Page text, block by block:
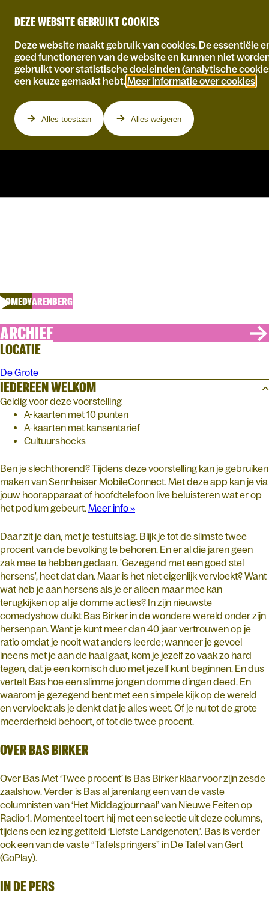
DEZE WEBSITE GEBRUIKT COOKIES
Deze website maakt gebruik van cookies. De essentiële
goed functioneren van de website en kunnen niet
gebruikt voor statistische doeleinden (analytische
een keuze gemaakt hebt. Meer informatie over cookies
Alles toestaan Alles weigeren
COMEDYARENBERG
ARCHIEF
LOCATIE
De Grote
IEDEREEN WELKOM
Geldig voor deze voorstelling
A-kaarten met 10 punten
A-kaarten met kansentarief
Cultuurshocks
Ben je slechthorend? Tijdens deze voorstelling kan je gebruiken
maken van Sennheiser MobileConnect. Met deze app kan je via
jouw hoorapparaat of hoofdtelefoon live beluisteren wat er op
het podium gebeurt. Meer info »
Daar zit je dan, met je testuitslag. Blijk je tot de slimste twee
procent van de bevolking te behoren. En er al die jaren geen
zak mee te hebben gedaan. 'Gezegend met een goed stel
hersens', heet dat dan. Maar is het niet eigenlijk vervloekt? Want
wat heb je aan hersens als je er alleen maar mee kan
terugkijken op al je domme acties? In zijn nieuwste
comedyshow duikt Bas Birker in de wondere wereld onder zijn
hersenpan. Want je kunt meer dan 40 jaar vertrouwen op je
ratio omdat je nooit wat anders leerde; wanneer je gevoel
ineens met je aan de haal gaat, kom je jezelf zo vaak zo hard
tegen, dat je een komisch duo met jezelf kunt beginnen. En dus
vertelt Bas hoe een slimme jongen domme dingen deed. En
waarom je gezegend bent met een simpele kijk op de wereld
en vervloekt als je denkt dat je alles weet. Of je nu tot de grote
meerderheid behoort, of tot die twee procent.
OVER BAS BIRKER
Over Bas Met ‘Twee procent’ is Bas Birker klaar voor zijn zesde
zaalshow. Verder is Bas al jarenlang een van de vaste
columnisten van ‘Het Middagjournaal’ van Nieuwe Feiten op
Radio 1. Momenteel toert hij met een selectie uit deze columns,
tijdens een lezing getiteld ‘Liefste Landgenoten,’. Bas is verder
ook een van de vaste “Tafelspringers” in De Tafel van Gert
(GoPlay).
IN DE PERS